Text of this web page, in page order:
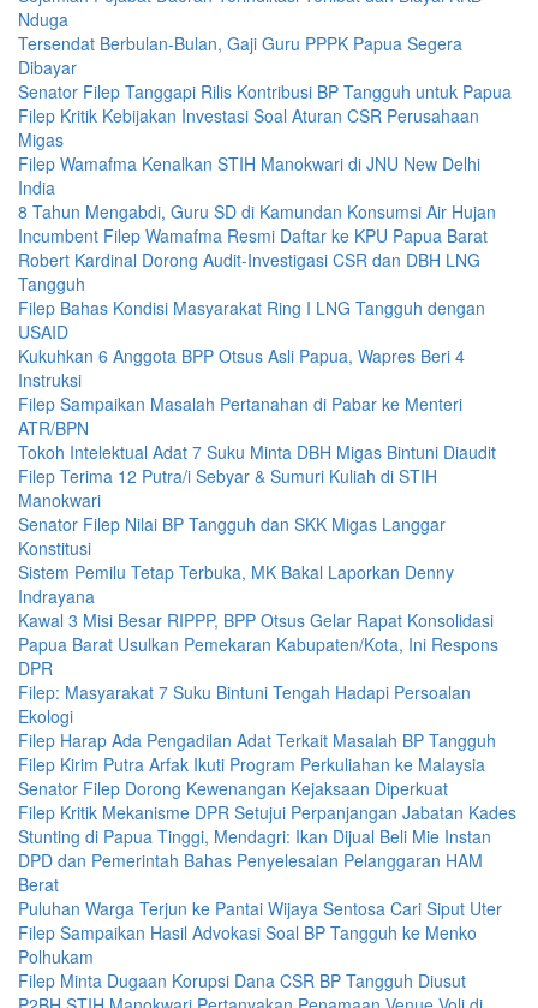
Nduga
Tersendat Berbulan-Bulan, Gaji Guru PPPK Papua Segera
Dibayar
Senator Filep Tanggapi Rilis Kontribusi BP Tangguh untuk Papua
Filep Kritik Kebijakan Investasi Soal Aturan CSR Perusahaan
Migas
Filep Wamafma Kenalkan STIH Manokwari di JNU New Delhi
India
8 Tahun Mengabdi, Guru SD di Kamundan Konsumsi Air Hujan
Incumbent Filep Wamafma Resmi Daftar ke KPU Papua Barat
Robert Kardinal Dorong Audit-Investigasi CSR dan DBH LNG
Tangguh
Filep Bahas Kondisi Masyarakat Ring I LNG Tangguh dengan
USAID
Kukuhkan 6 Anggota BPP Otsus Asli Papua, Wapres Beri 4
Instruksi
Filep Sampaikan Masalah Pertanahan di Pabar ke Menteri
ATR/BPN
Tokoh Intelektual Adat 7 Suku Minta DBH Migas Bintuni Diaudit
Filep Terima 12 Putra/i Sebyar & Sumuri Kuliah di STIH
Manokwari
Senator Filep Nilai BP Tangguh dan SKK Migas Langgar
Konstitusi
Sistem Pemilu Tetap Terbuka, MK Bakal Laporkan Denny
Indrayana
Kawal 3 Misi Besar RIPPP, BPP Otsus Gelar Rapat Konsolidasi
Papua Barat Usulkan Pemekaran Kabupaten/Kota, Ini Respons
DPR
Filep: Masyarakat 7 Suku Bintuni Tengah Hadapi Persoalan
Ekologi
Filep Harap Ada Pengadilan Adat Terkait Masalah BP Tangguh
Filep Kirim Putra Arfak Ikuti Program Perkuliahan ke Malaysia
Senator Filep Dorong Kewenangan Kejaksaan Diperkuat
Filep Kritik Mekanisme DPR Setujui Perpanjangan Jabatan Kades
Stunting di Papua Tinggi, Mendagri: Ikan Dijual Beli Mie Instan
DPD dan Pemerintah Bahas Penyelesaian Pelanggaran HAM
Berat
Puluhan Warga Terjun ke Pantai Wijaya Sentosa Cari Siput Uter
Filep Sampaikan Hasil Advokasi Soal BP Tangguh ke Menko
Polhukam
Filep Minta Dugaan Korupsi Dana CSR BP Tangguh Diusut